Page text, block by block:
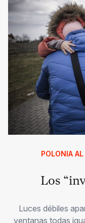
POLONIA
Los
Luces débiles
ventanas todas